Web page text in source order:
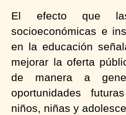
El efecto que las
socioeconómicas e
en la educación
mejorar la oferta
de manera a
oportunidades
niños, niñas y